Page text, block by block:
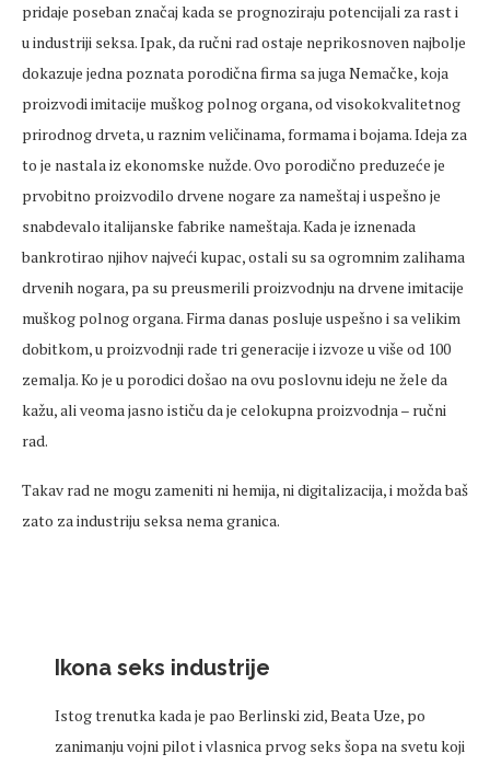
pridaje poseban značaj kada se prognoziraju potencijali za rast i
u industriji seksa. Ipak, da ručni rad ostaje neprikosnoven najbolje
dokazuje jedna poznata porodična firma sa juga Nemačke, koja
proizvodi imitacije muškog polnog organa, od visokokvalitetnog
prirodnog drveta, u raznim veličinama, formama i bojama. Ideja za
to je nastala iz ekonomske nužde. Ovo porodično preduzeće je
prvobitno proizvodilo drvene nogare za nameštaj i uspešno je
snabdevalo italijanske fabrike nameštaja. Kada je iznenada
bankrotirao njihov najveći kupac, ostali su sa ogromnim zalihama
drvenih nogara, pa su preusmerili proizvodnju na drvene imitacije
muškog polnog organa. Firma danas posluje uspešno i sa velikim
dobitkom, u proizvodnji rade tri generacije i izvoze u više od 100
zemalja. Ko je u porodici došao na ovu poslovnu ideju ne žele da
kažu, ali veoma jasno ističu da je celokupna proizvodnja – ručni
rad.
Takav rad ne mogu zameniti ni hemija, ni digitalizacija, i možda baš
zato za industriju seksa nema granica.
Ikona seks industrije
Istog trenutka kada je pao Berlinski zid, Beata Uze, po
zanimanju vojni pilot i vlasnica prvog seks šopa na svetu koji